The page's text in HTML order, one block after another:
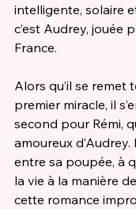
intelligente, solaire
c’est Audrey, jouée
France.
Alors qu’il se remet
premier miracle, il
second pour Rémi,
amoureux
entre sa poupée, à
la vie à la manière
cette romance